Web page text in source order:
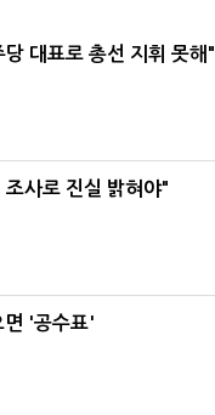
대표로 총선 지휘 못해"
사로 진실 밝혀야"
면 '공수표'